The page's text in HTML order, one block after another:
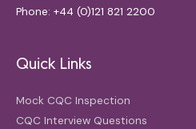
Phone: +44 (0)121 821 2200
Quick Links
Mock CQC Inspection
CQC Interview Questions